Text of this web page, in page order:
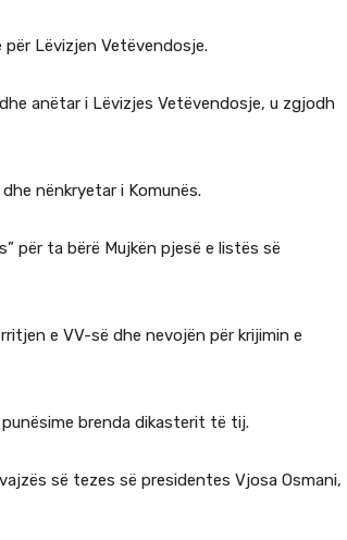
Lëvizjen Vetëvendosje.
anëtar i Lëvizjes Vetëvendosje, u zgjodh
nënkryetar i Komunës.
për ta bërë Mujkën pjesë e listës së
e VV-së dhe nevojën për krijimin e
brenda dikasterit të tij.
së tezes së presidentes Vjosa Osmani,